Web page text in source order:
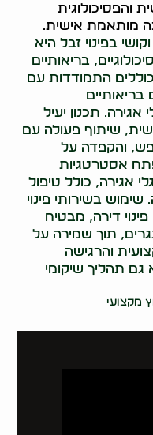
והפסיכולוגית
מותאמת אישית.
בפינוי זבל היא
בריאותיים
כוללים התמודדות עם
בריאותיים
אגירה. תכנון יעיל
שיתוף פעולה עם
והקפדה על
אסטרטגיות
אגירה, כולל טיפול
שימוש בשירותי פינוי
דירה, מבטיח
תוך שמירה על
והרגישה
גם תהליך שיקומי
מקצועי